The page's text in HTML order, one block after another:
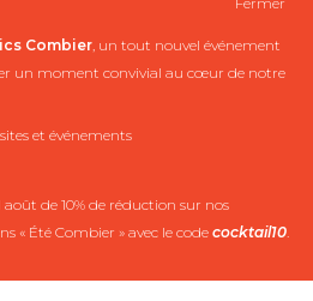
Combier, un tout nouvel événement
un moment convivial au cœur de notre
et événements
de 10% de réduction sur nos
« Été Combier » avec le code cocktail10.